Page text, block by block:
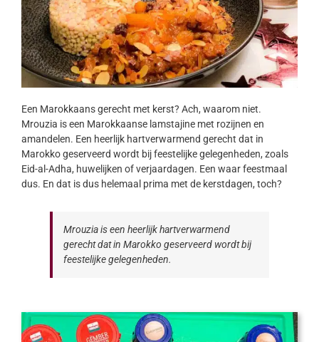
Een Marokkaans gerecht met kerst? Ach, waarom niet.
Mrouzia is een Marokkaanse lamstajine met rozijnen en
amandelen. Een heerlijk hartverwarmend gerecht dat in
Marokko geserveerd wordt bij feestelijke gelegenheden, zoals
Eid-al-Adha, huwelijken of verjaardagen. Een waar feestmaal
dus. En dat is dus helemaal prima met de kerstdagen, toch?
Mrouzia is een heerlijk hartverwarmend
gerecht dat in Marokko geserveerd wordt bij
feestelijke gelegenheden.